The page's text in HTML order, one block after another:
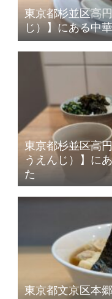
東京都杉並区高
じ）】にある中
東京都杉並区高
うえんじ）】に
た
東京都文京区本